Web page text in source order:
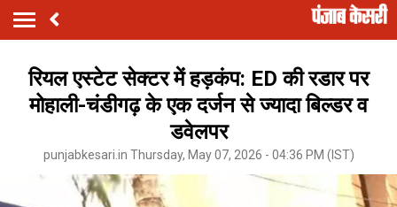
रियल एस्टेट सेक्टर में हड़कंप: ED की रडार पर
मोहाली-चंडीगढ़ के एक दर्जन से ज्यादा बिल्डर व
डवेलपर
punjabkesari.in Thursday, May 07, 2026 - 04:36 PM (IST)